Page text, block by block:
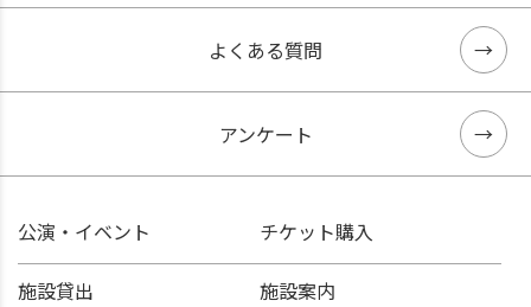
よくある質問
アンケート
公演・イベント チケット購入
施設貸出 施設案内